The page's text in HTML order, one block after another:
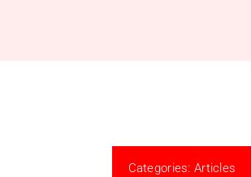
Categories:Articles